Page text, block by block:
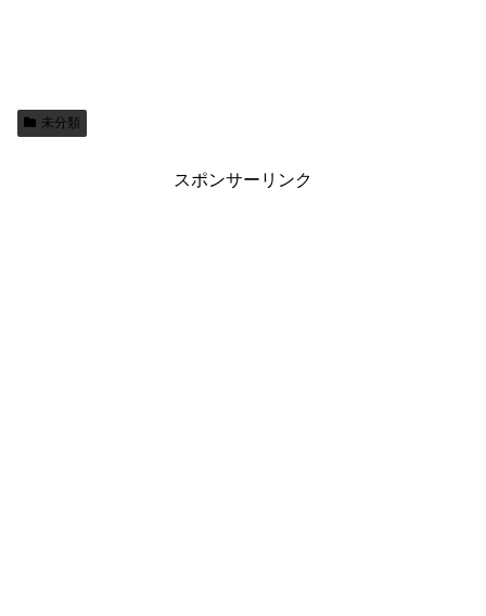
未分類
スポンサーリンク